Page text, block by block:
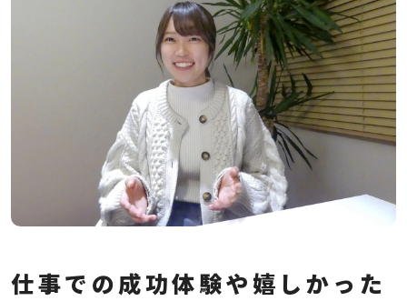
仕事での成功体験や嬉しかった